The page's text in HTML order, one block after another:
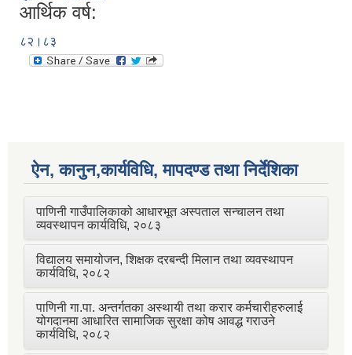
आर्थिक वर्ष:
८२।८३
ऐन, कानुन,कार्यविधि, मापदण्ड तथा निर्देशिका
पाणिनी गाउँपालिकाको आधारभूत अस्पताल सन्चालन तथा
व्यवस्थापन कार्यविधि, २०८३
विद्यालय समायोजन, शिक्षक दरबन्दी मिलान तथा व्यवस्थापन
कार्यविधि, २०८२
पाणिनी गा.पा. अन्तर्गतका अस्थायी तथा करार कर्मचारीहरुलाई
योगदानमा आधारित सामाजिक सुरक्षा कोष आवद्ध गराउने
कार्यविधि, २०८२